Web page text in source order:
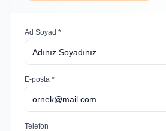
Ad Soyad *
E-posta *
Telefon